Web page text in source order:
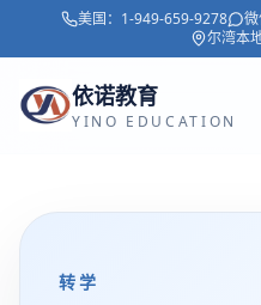
美国： 1-949-659-9278
尔湾本
依诺教育
YINO EDUCATION
转学